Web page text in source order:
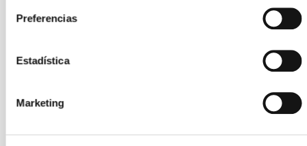
Preferencias
Estadística
Marketing
históricamente restringido por barreras técnicas
y normativas— es viable con la adecuada
del sistema permite reentrenar la IA para nuevas
adaptación futura y su escalabilidad.